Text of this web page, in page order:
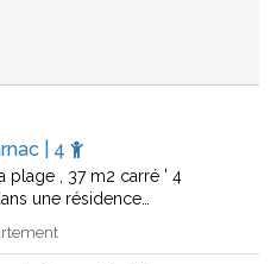
| 4
plage , 37 m2 carré ' 4
une résidence…